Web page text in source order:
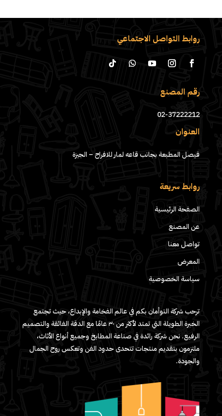
روابط التواصل الاجتماعي
رقم المصنع
02-37222212
العنوان
فيصل المطبعة بجانب قاعه لمار للافراح – الجيزة
روابط سريعة
الصفحة الرئيسية
عن المصنع
تواصل معنا
المعرض
سياسة الخصوصية
ترحب شركة التوأمان بكم في عالم الفخامة والإبداع، حيث تجتمع
الخبرة الطويلة التي تمتد لأكثر من ٣٠ عامًا مع الدقة الفائقة والتصميم
الرفيع. نحن شركة رائدة في صناعة المطابخ وجميع أنواع الأثاث،
ملتزمون بتقديم منتجات تتحدى حدود الفن وتعكس روح الجمال
والجودة.